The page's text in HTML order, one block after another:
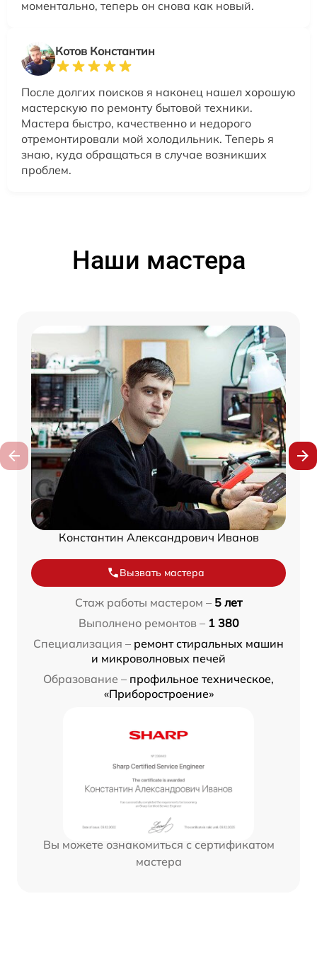
моментально, теперь он снова как новый.
Котов Константин
После долгих поисков я наконец нашел хорошую
мастерскую по ремонту бытовой техники.
Мастера быстро, качественно и недорого
отремонтировали мой холодильник. Теперь я
знаю, куда обращаться в случае возникших
проблем.
Наши мастера
Константин Александрович Иванов
Вызвать мастера
Стаж работы мастером – 5 лет
Выполнено ремонтов – 1 380
Специализация – ремонт стиральных машин
и микроволновых печей
Образование – профильное техническое,
«Приборостроение»
Вы можете ознакомиться с сертификатом
мастера